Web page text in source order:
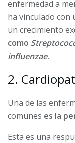
enfermedad a
ha vinculado con
un crecimiento
como
influenzae.
2.
Una de las
comunes es la
Esta es una